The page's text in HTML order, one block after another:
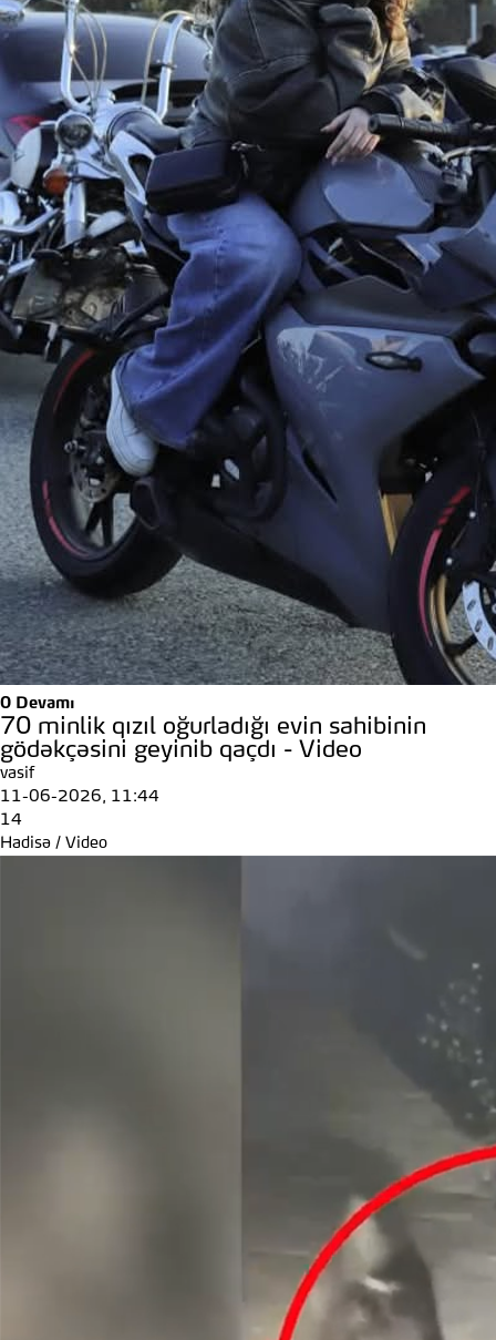
0 Devamı
70 minlik qızıl oğurladığı evin sahibinin
gödəkçəsini geyinib qaçdı - Video
vasif
11-06-2026, 11:44
14
Hadisə / Video